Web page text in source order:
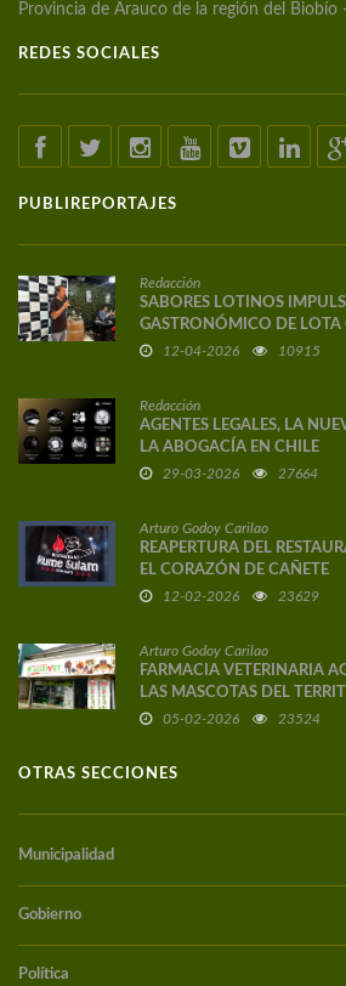
Provincia de Arauco de la región del Biobío
REDES SOCIALES
PUBLIREPORTAJES
Redacción
SABORES LOTINOS
GASTRONÓMICO DE LOTA
DE AUTOR
12-04-2026 10915
Redacción
AGENTES LEGALES, LA
LA ABOGACÍA EN CHILE
29-03-2026 27664
Arturo Godoy Carilao
REAPERTURA DEL
EL CORAZÓN DE CAÑETE
12-02-2026 23629
Arturo Godoy Carilao
FARMACIA VETERINARIA
LAS MASCOTAS DEL
05-02-2026 23524
OTRAS SECCIONES
Municipalidad
Gobierno
Política